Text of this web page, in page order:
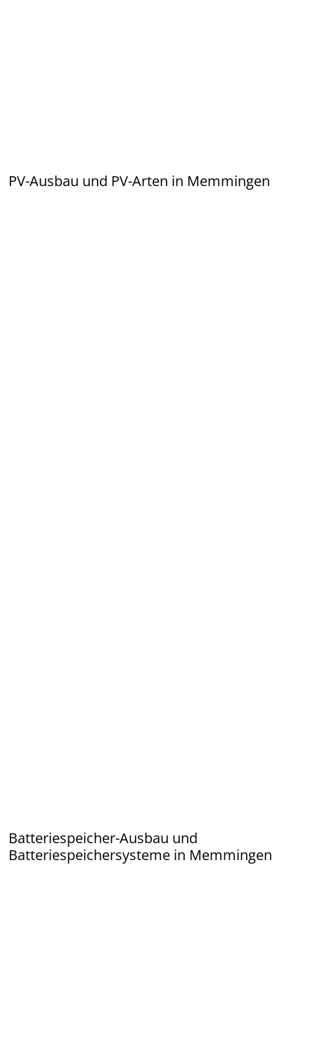
PV-Ausbau und PV-Arten in Memmingen
Batteriespeicher-Ausbau und
Batteriespeichersysteme in Memmingen